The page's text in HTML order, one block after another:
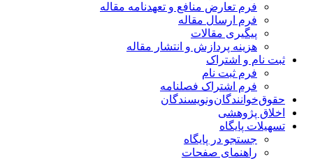
فرم تعارض منافع و تعهدنامه مقاله
فرم ارسال مقاله
پیگیری مقالات
هزینه پردازش و انتشار مقاله
ثبت نام و اشتراک
فرم ثبت نام
فرم اشتراک فصلنامه
حقوق‌خوانندگان‌و‌نویسندگان
اخلاق پژوهشی
تسهیلات پایگاه
جستجو در پایگاه
راهنمای صفحات